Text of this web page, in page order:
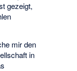
gezeigt,
mir den
in